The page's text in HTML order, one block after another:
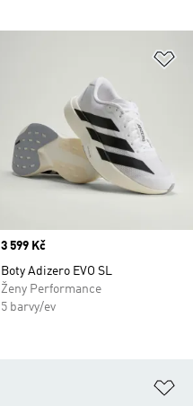
Price
3 599 Kč
Boty Adizero EVO SL
Ženy Performance
5 barvy/ev